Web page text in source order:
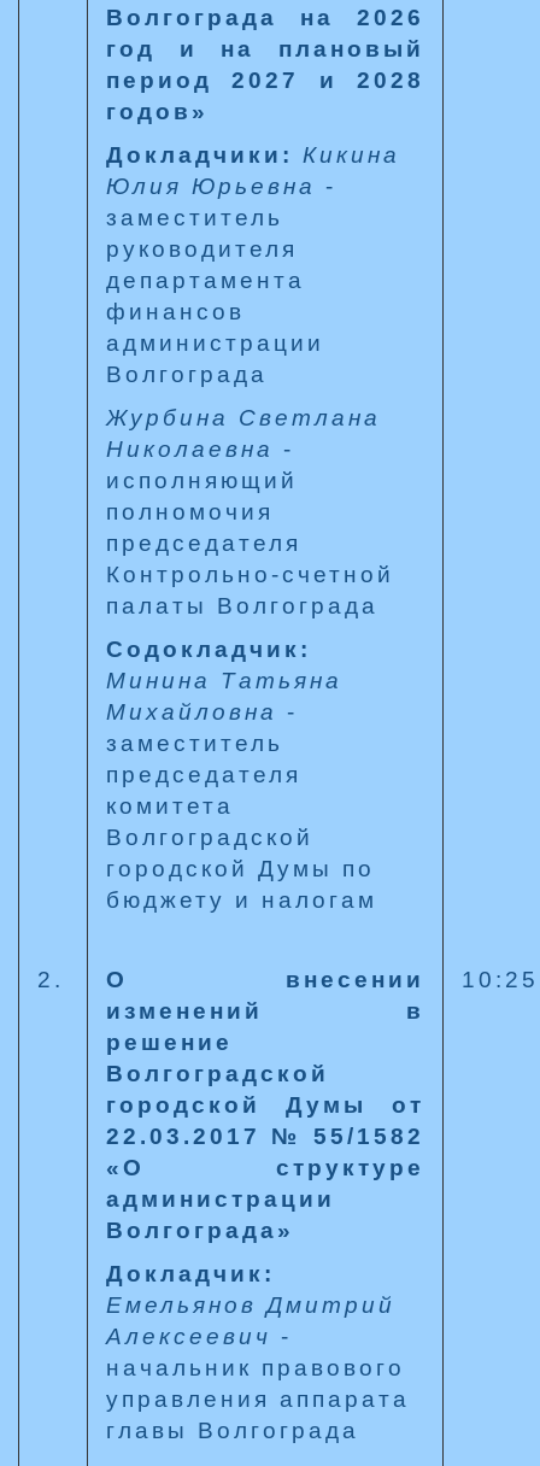
Волгограда на 2026
год и на плановый
период 2027 и 2028
годов»
Докладчики: Кикина
Юлия Юрьевна
-
заместитель
руководителя
департамента
финансов
администрации
Волгограда
Журбина Светлана
Николаевна
-
исполняющий
полномочия
председателя
Контрольно-счетной
палаты Волгограда
Содокладчик:
Минина Татьяна
Михайловна
-
заместитель
председателя
комитета
Волгоградской
городской Думы по
бюджету и налогам
2.
О внесении
изменений в
решение
Волгоградской
городской Думы от
22.03.2017 № 55/1582
«О структуре
администрации
Волгограда»
Докладчик:
Емельянов Дмитрий
Алексеевич -
начальник правового
управления аппарата
главы Волгограда